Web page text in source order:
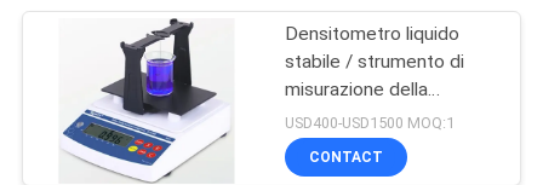
Densitometro liquido
stabile / strumento di
misurazione della
concentrazione per
liquido alcalino acido
forte
USD400-USD1500 MOQ:1
CONTACT